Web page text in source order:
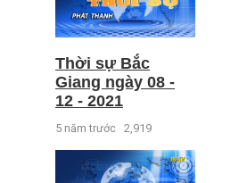
Thời sự Bắc
Giang ngày 08 -
12 - 2021
5 năm trước 2,919